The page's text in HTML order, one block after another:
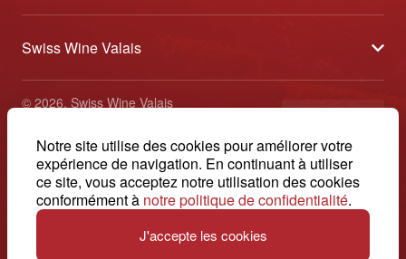
Notre site utilise des cookies pour améliorer votre
expérience de navigation. En continuant à utiliser
ce site, vous acceptez notre utilisation des cookies
conformément à notre politique de confidentialité.
J'accepte les cookies
Tavolata des Vins du Valais
Sélection des Vins du Valais
Swiss Wine Valais
Avenue de la Gare 2 - CP 144 - 1964 Conthey
info@swisswinevalais.ch
Suisse. Naturellement.
© 2026, Swiss Wine Valais